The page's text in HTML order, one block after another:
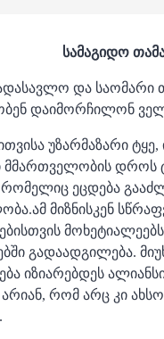
სამაგიდო
და საომარი
დაიმორჩილონ
უზარმაზარი
მმართველობის დროს
ეცდება
მიზნისკენ
გადაადგილება.
იზიარებდეს
რომ არც კი